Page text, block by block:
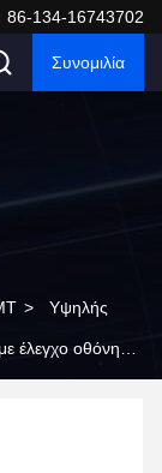
86-134-16743702
Συνομιλία
> Υψηλής
έλεγχο οθόνης